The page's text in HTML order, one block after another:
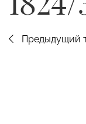
Предыдущий